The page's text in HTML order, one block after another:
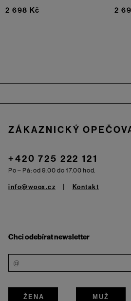
2 698 Kč 2
ZÁKAZNICKÝ
+420 725 222 121
Po – Pá: od 9.00 do 17.00 hod.
info@woox.cz Kontakt
Chci odebírat newsletter
ŽENA MUŽ